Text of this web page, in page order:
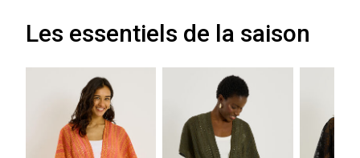
Les essentiels de la saison